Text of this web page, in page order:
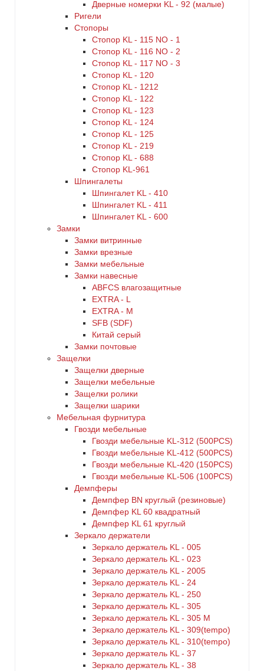
Дверные номерки KL - 92 (малые)
Ригели
Стопоры
Стопор KL - 115 NO - 1
Стопор KL - 116 NO - 2
Стопор KL - 117 NO - 3
Стопор KL - 120
Стопор KL - 1212
Стопор KL - 122
Стопор KL - 123
Стопор KL - 124
Стопор KL - 125
Стопор KL - 219
Стопор KL - 688
Стопор KL-961
Шпингалеты
Шпингалет KL - 410
Шпингалет KL - 411
Шпингалет KL - 600
Замки
Замки витринные
Замки врезные
Замки мебельные
Замки навесные
ABFCS влагозащитные
EXTRA - L
EXTRA - М
SFB (SDF)
Китай серый
Замки почтовые
Защелки
Защелки дверные
Защелки мебельные
Защелки ролики
Защелки шарики
Мебельная фурнитура
Гвозди мебельные
Гвозди мебельные KL-312 (500PCS)
Гвозди мебельные KL-412 (500PCS)
Гвозди мебельные KL-420 (150PCS)
Гвозди мебельные KL-506 (100PCS)
Демпферы
Демпфер BN круглый (резиновые)
Демпфер KL 60 квадратный
Демпфер KL 61 круглый
Зеркало держатели
Зеркало держатель KL - 005
Зеркало держатель KL - 023
Зеркало держатель KL - 2005
Зеркало держатель KL - 24
Зеркало держатель KL - 250
Зеркало держатель KL - 305
Зеркало держатель KL - 305 M
Зеркало держатель KL - 309(tempo)
Зеркало держатель KL - 310(tempo)
Зеркало держатель KL - 37
Зеркало держатель KL - 38